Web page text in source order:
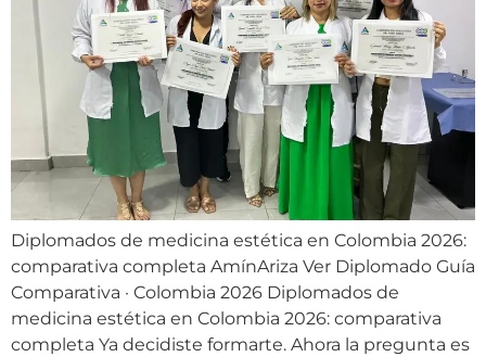
Diplomados de medicina estética en Colombia 2026:
comparativa completa AmínAriza Ver Diplomado Guía
Comparativa · Colombia 2026 Diplomados de
medicina estética en Colombia 2026: comparativa
completa Ya decidiste formarte. Ahora la pregunta es